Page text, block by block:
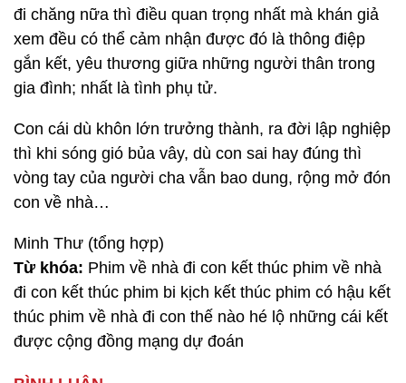
đi chăng nữa thì điều quan trọng nhất mà khán giả
xem đều có thể cảm nhận được đó là thông điệp
gắn kết, yêu thương giữa những người thân trong
gia đình; nhất là tình phụ tử.
Con cái dù khôn lớn trưởng thành, ra đời lập nghiệp
thì khi sóng gió bủa vây, dù con sai hay đúng thì
vòng tay của người cha vẫn bao dung, rộng mở đón
con về nhà…
Minh Thư (tổng hợp)
Từ khóa: Phim về nhà đi con kết thúc phim về nhà
đi con kết thúc phim bi kịch kết thúc phim có hậu kết
thúc phim về nhà đi con thế nào hé lộ những cái kết
được cộng đồng mạng dự đoán